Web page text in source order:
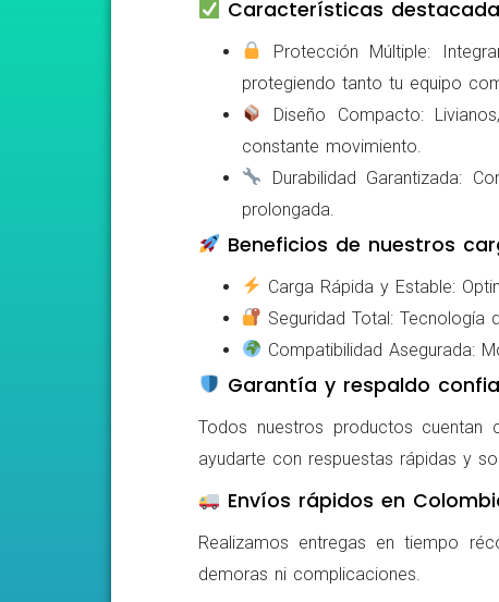
Características
Protección Múltiple:
protegiendo tanto tu equipo
Diseño Compacto:
constante movimiento.
Durabilidad Garantizada:
prolongada.
Beneficios de nuestros
Carga Rápida y Estable:
Seguridad Total:
Compatibilidad Asegurada:
Garantía y respaldo
Todos nuestros productos cuentan
ayudarte con respuestas rápidas y
Envíos rápidos en
Realizamos entregas en tiempo
demoras ni complicaciones.